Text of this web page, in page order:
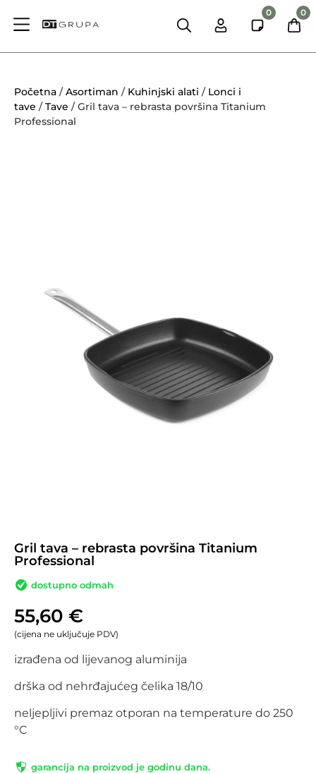
0 0
Početna /Asortiman / Kuhinjski alati / Lonci i
tave /Tave / Gril tava – rebrasta površina Titanium
Professional
Gril tava – rebrasta površina Titanium
Professional
dostupno odmah
55,60 €
(cijena ne uključuje PDV)
izrađena od lijevanog aluminija
drška od nehrđajućeg čelika 18/10
neljepljivi premaz otporan na temperature do 250
°C
garancija na proizvod je godinu dana.